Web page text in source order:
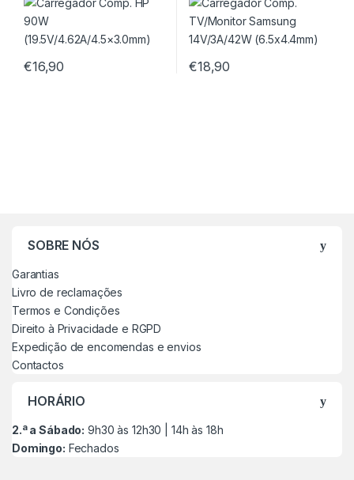
€16,90 €18,90
SOBRE NÓS
Garantias
Livro de reclamações
Termos e Condições
Direito à Privacidade e RGPD
Expedição de encomendas e envios
Contactos
HORÁRIO
2.ª a Sábado: 9h30 às 12h30 | 14h às 18h
Domingo: Fechados